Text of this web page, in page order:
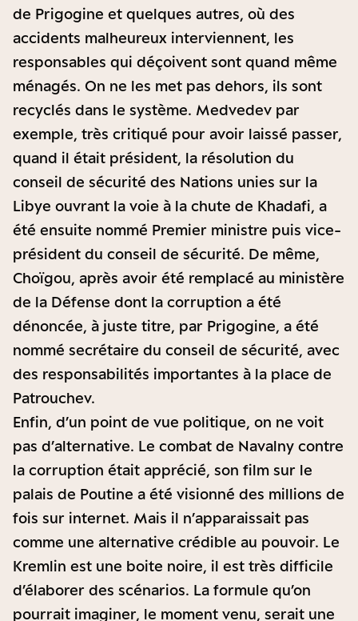
de Prigogine et quelques autres, où des
accidents malheureux interviennent, les
responsables qui déçoivent sont quand même
ménagés. On ne les met pas dehors, ils sont
recyclés dans le système. Medvedev par
exemple, très critiqué pour avoir laissé passer,
quand il était président, la résolution du
conseil de sécurité des Nations unies sur la
Libye ouvrant la voie à la chute de Khadafi, a
été ensuite nommé Premier ministre puis vice-
président du conseil de sécurité. De même,
Choïgou, après avoir été remplacé au ministère
de la Défense dont la corruption a été
dénoncée, à juste titre, par Prigogine, a été
nommé secrétaire du conseil de sécurité, avec
des responsabilités importantes à la place de
Patrouchev.
Enfin, d’un point de vue politique, on ne voit
pas d’alternative. Le combat de Navalny contre
la corruption était apprécié, son film sur le
palais de Poutine a été visionné des millions de
fois sur internet. Mais il n’apparaissait pas
comme une alternative crédible au pouvoir. Le
Kremlin est une boite noire, il est très difficile
d’élaborer des scénarios. La formule qu’on
pourrait imaginer, le moment venu, serait une